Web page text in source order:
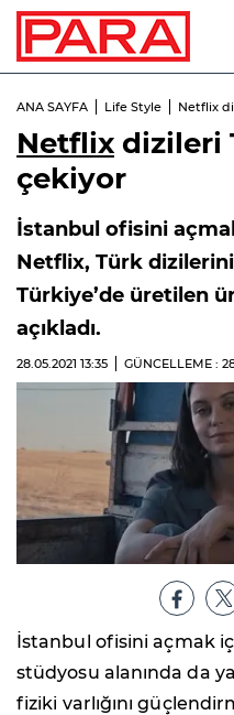
ANA SAYFA Life Style Netflix
Netflix dizileri
çekiyor
İstanbul ofisini
Netflix, Türk
Türkiye’de üretilen
açıkladı.
28.05.2021 13:35 GÜNCELLEME :
İstanbul ofisini açmak
stüdyosu alanında da
fiziki varlığını